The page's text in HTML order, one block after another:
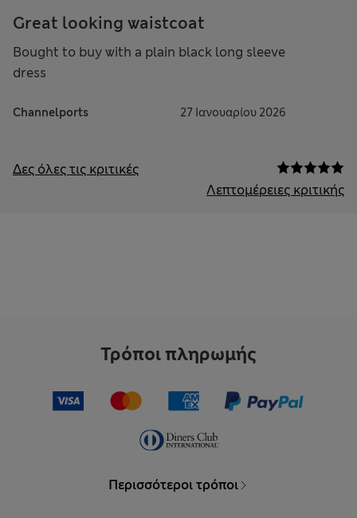
Great looking waistcoat
Bought to buy with a plain black long sleeve
dress
Channelports 27 Ιανουαρίου 2026
Δες όλες τις κριτικές
Λεπτομέρειες κριτικής
Τρόποι πληρωμής
Περισσότεροι τρόποι